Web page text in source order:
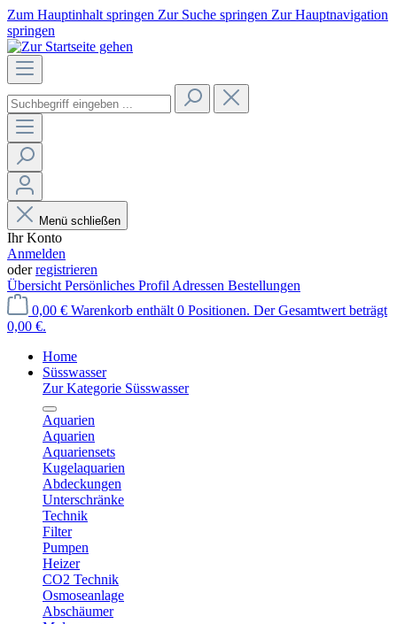
Zum Hauptinhalt springen Zur Suche springen Zur Hauptnavigation
springen
Menü schließen
Ihr Konto
Anmelden
oderregistrieren
Übersicht Persönliches Profil Adressen Bestellungen
0,00 € Warenkorb enthält 0 Positionen. Der Gesamtwert beträgt
0,00 €.
Home
Süsswasser
Zur Kategorie Süsswasser
Aquarien
Aquarien
Aquariensets
Kugelaquarien
Abdeckungen
Unterschränke
Technik
Filter
Pumpen
Heizer
CO2 Technik
Osmoseanlage
Abschäumer